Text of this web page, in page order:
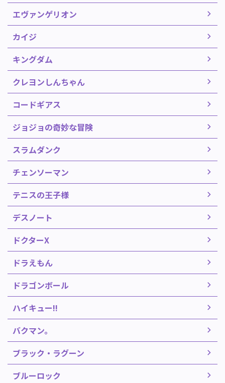
エヴァンゲリオン
カイジ
キングダム
クレヨンしんちゃん
コードギアス
ジョジョの奇妙な冒険
スラムダンク
チェンソーマン
テニスの王子様
デスノート
ドクターX
ドラえもん
ドラゴンボール
ハイキュー!!
バクマン。
ブラック・ラグーン
ブルーロック